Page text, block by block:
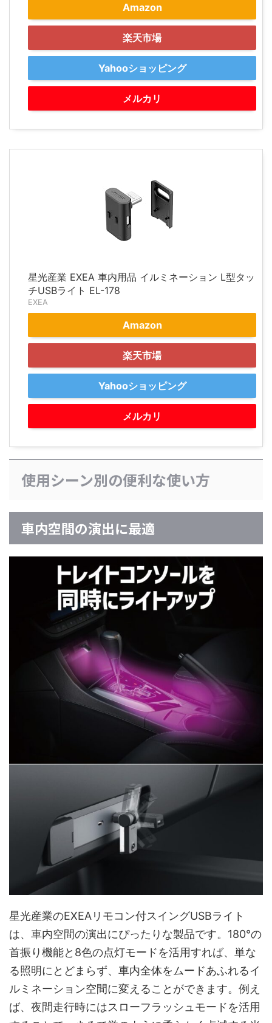
Amazon
楽天市場
Yahooショッピング
メルカリ
星光産業 EXEA 車内用品 イルミネーション L型タッ
チUSBライト EL-178
EXEA
Amazon
楽天市場
Yahooショッピング
メルカリ
使用シーン別の便利な使い方
車内空間の演出に最適
星光産業のEXEAリモコン付スイングUSBライト
は、車内空間の演出にぴったりな製品です。180°の
首振り機能と8色の点灯モードを活用すれば、単な
る照明にとどまらず、車内全体をムードあふれるイ
ルミネーション空間に変えることができます。例え
ば、夜間走行時にはスローフラッシュモードを活用